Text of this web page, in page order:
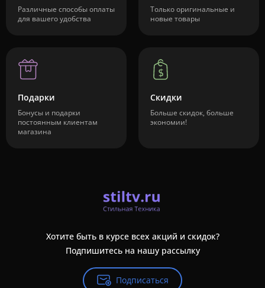
Различные способы оплаты
для вашего удобства
Только оригинальные и
новые товары
Подарки
Бонусы и подарки
постоянным клиентам
магазина
Скидки
Больше скидок, больше
экономии!
Хотите быть в курсе всех акций и скидок?
Подпишитесь на нашу рассылку
Подписаться